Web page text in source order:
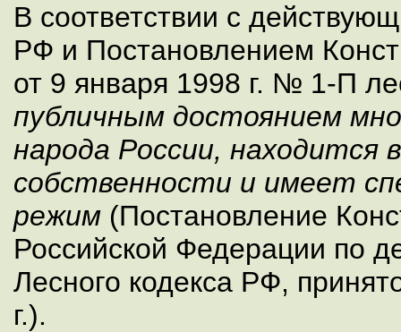
В соответствии с
РФ и Постановлением
от 9 января 1998 г. № 1-П
публичным достоянием
народа России, находится
собственности и имеет
режим (Постановление
Российской Федерации по
Лесного кодекса РФ,
г.).